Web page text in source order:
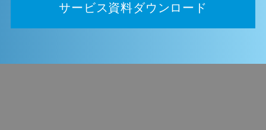
サービス資料ダウンロード